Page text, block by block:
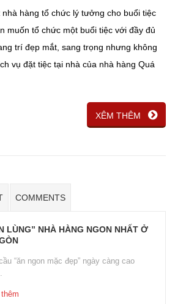
hàng tổ chức lý tưởng cho buổi tiệc
muốn tổ chức một buổi tiệc với đầy đủ
trí đẹp mắt, sang trọng nhưng không
vụ đặt tiệc tại nhà của nhà hàng Quá
XÊM THÊM
COMMENTS
LÙNG” NHÀ HÀNG NGON NHẤT Ở
“ăn ngon mặc đẹp” ngày càng cao